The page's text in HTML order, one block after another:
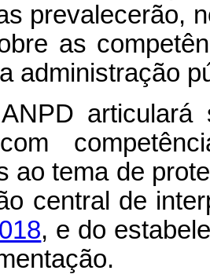
prevalecerão,
as
administração
articulará
ao tema de
central de
, e do